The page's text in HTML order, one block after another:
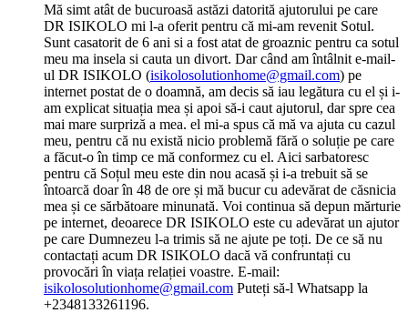
Mă simt atât de bucuroasă astăzi datorită ajutorului pe care
DR ISIKOLO mi l-a oferit pentru că mi-am revenit Sotul.
Sunt casatorit de 6 ani si a fost atat de groaznic pentru ca sotul
meu ma insela si cauta un divort. Dar când am întâlnit e-mail-
ul DR ISIKOLO (isikolosolutionhome@gmail.com) pe
internet postat de o doamnă, am decis să iau legătura cu el și i-
am explicat situația mea și apoi să-i caut ajutorul, dar spre cea
mai mare surpriză a mea. el mi-a spus că mă va ajuta cu cazul
meu, pentru că nu există nicio problemă fără o soluție pe care
a făcut-o în timp ce mă conformez cu el. Aici sarbatoresc
pentru că Soțul meu este din nou acasă și i-a trebuit să se
întoarcă doar în 48 de ore și mă bucur cu adevărat de căsnicia
mea și ce sărbătoare minunată. Voi continua să depun mărturie
pe internet, deoarece DR ISIKOLO este cu adevărat un ajutor
pe care Dumnezeu l-a trimis să ne ajute pe toți. De ce să nu
contactați acum DR ISIKOLO dacă vă confruntați cu
provocări în viața relației voastre. E-mail:
isikolosolutionhome@gmail.com Puteți să-l Whatsapp la
+2348133261196.